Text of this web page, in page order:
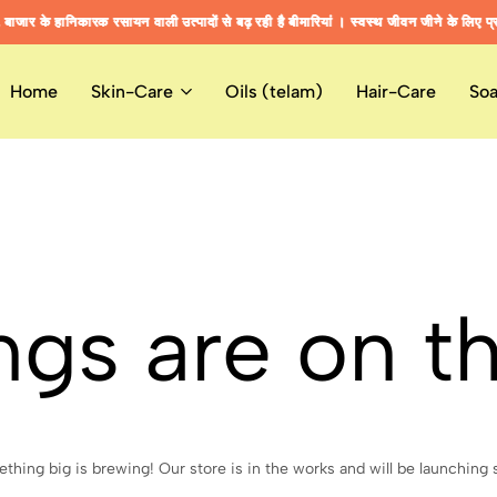
के हानिकारक रसायन वाली उत्पादों से बढ़ रही है बीमारियां । स्वस्थ जीवन जीने के लिए
के हानिकारक रसायन वाली उत्पादों से बढ़ रही है बीमारियां । स्वस्थ जीवन जीने के लिए
के हानिकारक रसायन वाली उत्पादों से बढ़ रही है बीमारियां । स्वस्थ जीवन जीने के लिए
Home Skin-Care Oils (telam) Hair-Care
are on
big is brewing! Our store is in the works and will be launching